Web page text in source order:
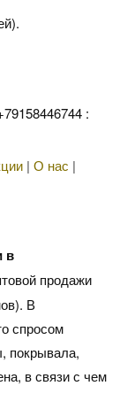
:
| О нас |
в
продажи
В
спросом
покрывала,
в связи с чем